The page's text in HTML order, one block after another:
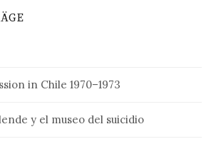
in Chile 1970–1973
y el museo del suicidio